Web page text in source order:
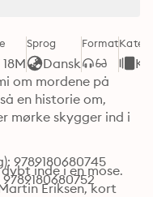
18M
Sprog
Dansk
Format
om mordene på
en historie om,
mørke skygger ind i
inde i en mose.
Eriksen, kort
9789180680745